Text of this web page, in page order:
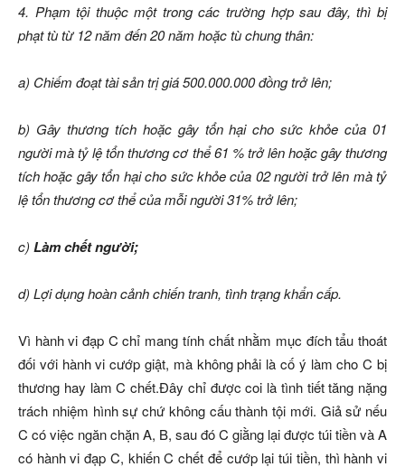
4. Phạm tội thuộc một trong các trường hợp sau đây, thì bị
phạt tù từ 12 năm đến 20 năm hoặc tù chung thân:
a) Chiếm đoạt tài sản trị giá 500.000.000 đồng trở lên;
b) Gây thương tích hoặc gây tổn hại cho sức khỏe của 01
người mà tỷ lệ tổn thương cơ thể 61 % trở lên hoặc gây thương
tích hoặc gây tổn hại cho sức khỏe của 02 người trở lên mà tỷ
lệ tổn thương cơ thể của mỗi người 31% trở lên;
c) Làm chết người;
d) Lợi dụng hoàn cảnh chiến tranh, tình trạng khẩn cấp.
Vì hành vi đạp C chỉ mang tính chất nhằm mục đích tẩu thoát
đối với hành vi cướp giật, mà không phải là cố ý làm cho C bị
thương hay làm C chết.Đây chỉ được coi là tình tiết tăng nặng
trách nhiệm hình sự chứ không cấu thành tội mới. Giả sử nếu
C có việc ngăn chặn A, B, sau đó C giằng lại được túi tiền và A
có hành vi đạp C, khiến C chết để cướp lại túi tiền, thì hành vi